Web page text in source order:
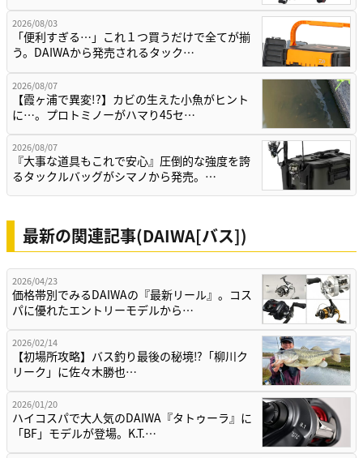
2026/08/03
「便利すぎる…」これ１つ買うだけで全てが揃
う。DAIWAから発売されるタック…
2026/08/07
【霞ヶ浦で異変!?】カビの生えた小魚がヒント
に…。プロトミノーがハマり45セ…
2026/08/07
『大事な道具もこれで安心』圧倒的な強度を誇
るタックルバッグがシマノから発売。…
最新の関連記事(DAIWA[バス])
2026/04/23
価格帯別でみるDAIWAの『最新リール』。コス
パに優れたエントリーモデルから…
2026/02/14
【初場所攻略】バス釣り最後の秘境⁉「柳川ク
リーク」に佐々木勝也…
2026/01/20
ハイコスパで大人気のDAIWA『タトゥーラ』に
「BF」モデルが登場。K.T.…